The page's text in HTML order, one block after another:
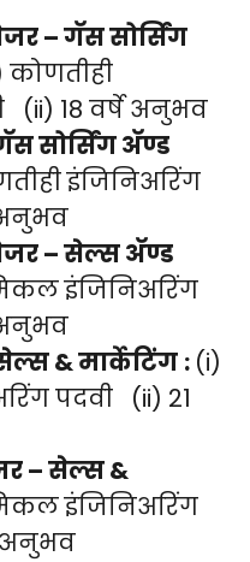
– गॅस सोर्सिंग
कोणतीही
(ii) 18 वर्षे अनुभव
सोर्सिंग अ‍ॅण्ड
इंजिनिअरिंग
अनुभव
– सेल्स अ‍ॅण्ड
इंजिनिअरिंग
अनुभव
& मार्केटिंग : (i)
पदवी (ii) 21
– सेल्स &
इंजिनिअरिंग
अनुभव